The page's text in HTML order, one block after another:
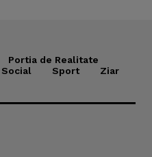
Portia de Realitate
Social Sport Ziar